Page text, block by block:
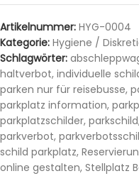
Artikelnummer: HYG-0004
Kategorie: Hygiene /
Schlagwörter:
haltverbot, individuelle
parken nur für reisebusse,
parkplatz information,
parkplatzschilder, parkschild
parkverbot,
schild parkplatz,
online gestalten, Stellplatz